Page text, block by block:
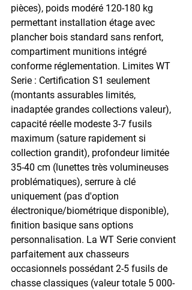
pièces), poids modéré 120-180 kg
permettant installation étage avec
plancher bois standard sans renfort,
compartiment munitions intégré
conforme réglementation. Limites WT
Serie : Certification S1 seulement
(montants assurables limités,
inadaptée grandes collections valeur),
capacité réelle modeste 3-7 fusils
maximum (sature rapidement si
collection grandit), profondeur limitée
35-40 cm (lunettes très volumineuses
problématiques), serrure à clé
uniquement (pas d'option
électronique/biométrique disponible),
finition basique sans options
personnalisation. La WT Serie convient
parfaitement aux chasseurs
occasionnels possédant 2-5 fusils de
chasse classiques (valeur totale 5 000-